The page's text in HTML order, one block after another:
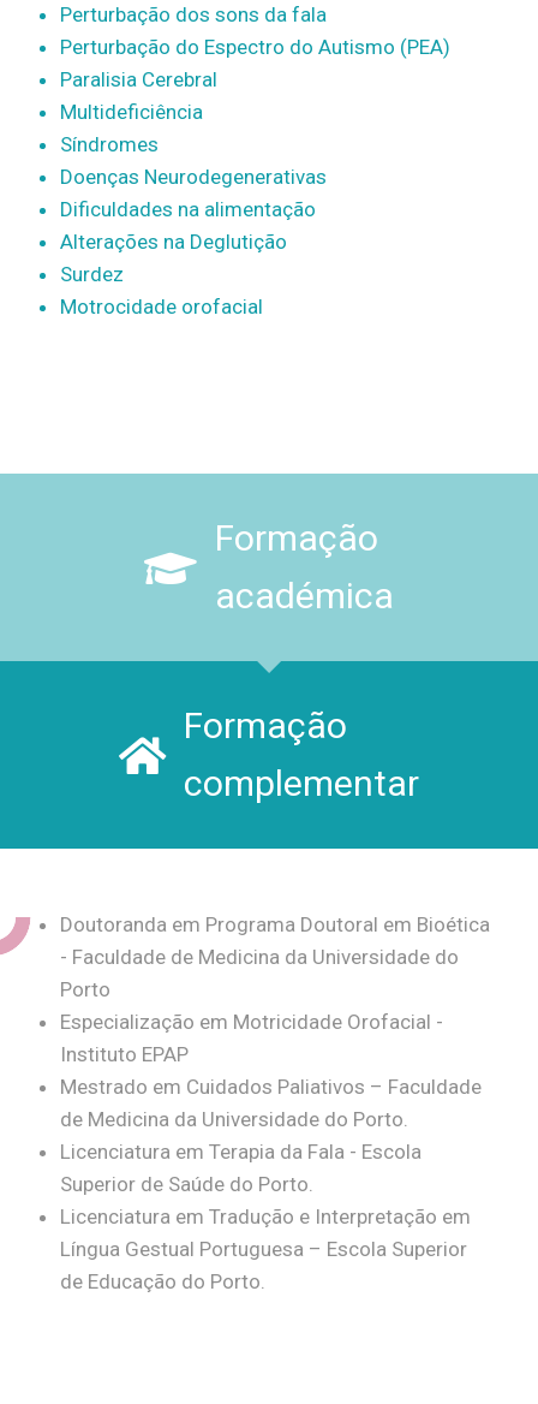
Perturbação dos sons da fala
Perturbação do Espectro do Autismo (PEA)
Paralisia Cerebral
Multideficiência
Síndromes
Doenças Neurodegenerativas
Dificuldades na alimentação
Alterações na Deglutição
Surdez
Motrocidade orofacial
Formação
académica
Formação
complementar
Doutoranda em Programa Doutoral em Bioética
- Faculdade de Medicina da Universidade do
Porto
Especialização em Motricidade Orofacial -
Instituto EPAP
Mestrado em Cuidados Paliativos – Faculdade
de Medicina da Universidade do Porto.
Licenciatura em Terapia da Fala - Escola
Superior de Saúde do Porto.
Licenciatura em Tradução e Interpretação em
Língua Gestual Portuguesa – Escola Superior
de Educação do Porto.